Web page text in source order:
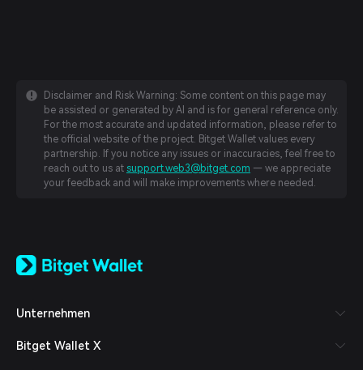
Disclaimer and Risk Warning: Some content on this page may
be assisted or generated by AI and is for general reference only.
For the most accurate and updated information, please refer to
the official website of the project. Bitget Wallet values every
partnership. If you notice any issues or inaccuracies, feel free to
reach out to us at support.web3@bitget.com — we appreciate
your feedback and will make improvements where needed.
日本語
Español (Latinoamérica)
Italiano
Unternehmen
Bitget Wallet X